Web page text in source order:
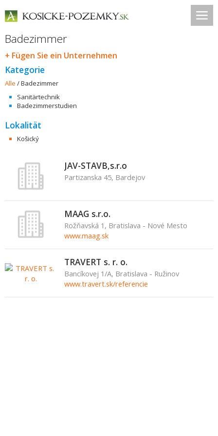
Badezimmer
+ Fügen Sie ein Unternehmen
Kategorie
Alle /Badezimmer
Sanitärtechnik
Badezimmerstudien
Lokalität
Košický
JAV-STAVB,s.r.o
Partizanska 45, Bardejov
MAAG s.r.o.
Rožňavská 1, Bratislava - Nové Mesto
www.maag.sk
TRAVERT s. r. o.
Bancíkovej 1/A, Bratislava - Ružinov
www.travert.sk/referencie